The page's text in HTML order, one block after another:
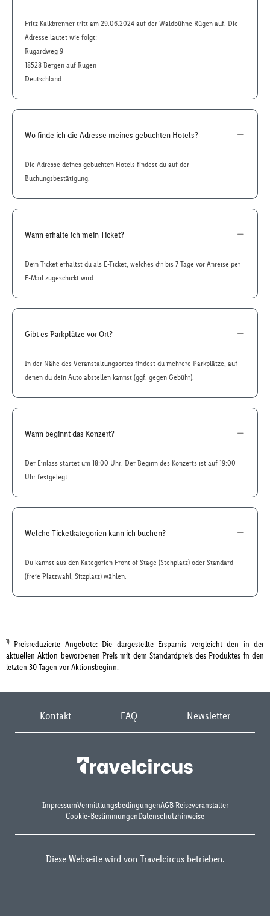
Fritz Kalkbrenner tritt am 29.06.2024 auf der Waldbühne Rügen auf. Die
Adresse lautet wie folgt:
Rugardweg 9
18528 Bergen auf Rügen
Deutschland
Wo finde ich die Adresse meines gebuchten Hotels?
Die Adresse deines gebuchten Hotels findest du auf der
Buchungsbestätigung.
Wann erhalte ich mein Ticket?
Dein Ticket erhältst du als E-Ticket, welches dir bis 7 Tage vor Anreise per
E-Mail zugeschickt wird.
Gibt es Parkplätze vor Ort?
In der Nähe des Veranstaltungsortes findest du mehrere Parkplätze, auf
denen du dein Auto abstellen kannst (ggf. gegen Gebühr).
Wann beginnt das Konzert?
Der Einlass startet um 18:00 Uhr. Der Beginn des Konzerts ist auf 19:00
Uhr festgelegt.
Welche Ticketkategorien kann ich buchen?
Du kannst aus den Kategorien Front of Stage (Stehplatz) oder Standard
(freie Platzwahl, Sitzplatz) wählen.
1) Preisreduzierte Angebote: Die dargestellte Ersparnis vergleicht den in der
aktuellen Aktion beworbenen Preis mit dem Standardpreis des Produktes in den
letzten 30 Tagen vor Aktionsbeginn.
Kontakt FAQ Newsletter
ImpressumVermittlungsbedingungenAGB Reiseveranstalter
Cookie-BestimmungenDatenschutzhinweise
Diese Webseite wird von Travelcircus betrieben.